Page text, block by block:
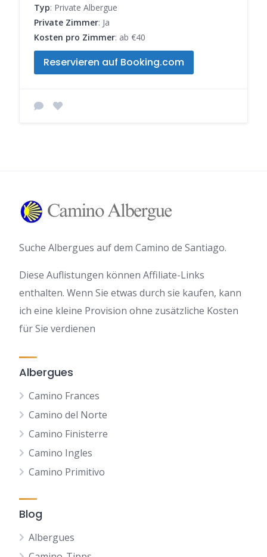
Typ: Private Albergue
Private Zimmer: Ja
Kosten pro Zimmer: ab €40
Reservieren auf Booking.com
Suche Albergues auf dem Camino de Santiago.
Diese Auflistungen können Affiliate-Links
enthalten. Wenn Sie etwas durch sie kaufen, kann
ich eine kleine Provision ohne zusätzliche Kosten
für Sie verdienen
Albergues
Camino Frances
Camino del Norte
Camino Finisterre
Camino Ingles
Camino Primitivo
Blog
Albergues